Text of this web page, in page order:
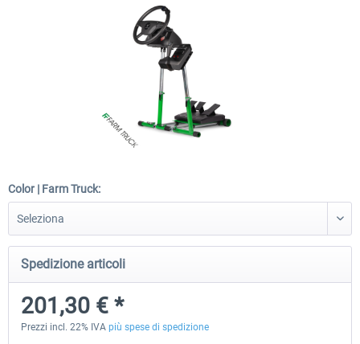
Wheel Stand Pro - Farm Truck
201,30 € * 30,50 € *
Color | Farm Truck:
Spedizione articoli
201,30 € *
Prezzi incl. 22% IVA più spese di spedizione